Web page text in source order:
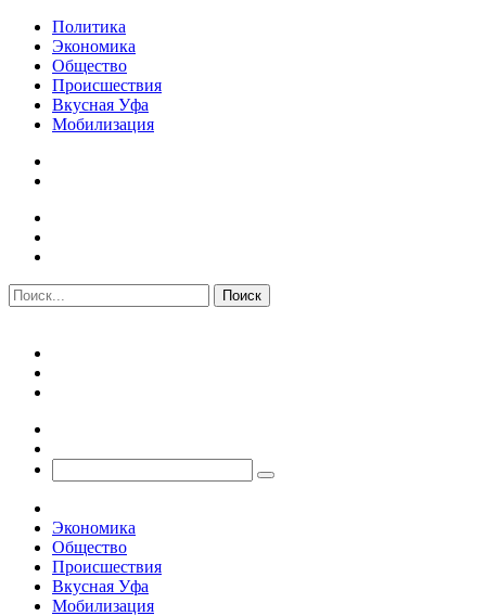
Политика
Экономика
Общество
Происшествия
Вкусная Уфа
Мобилизация
Экономика
Общество
Происшествия
Вкусная Уфа
Мобилизация